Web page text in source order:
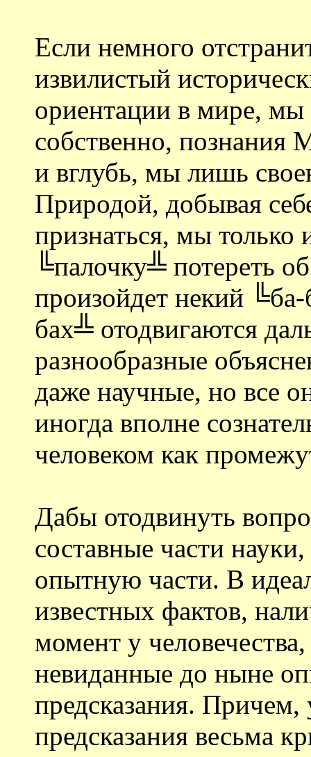
Если немного
извилистый
ориентации в мире,
собственно, познания
и вглубь, мы лишь
Природой, добывая
признаться, мы только
╚палочку╩ потереть
произойдет некий
бах╩ отодвигаются
разнообразные
даже научные, но все
иногда вполне
человеком как
Дабы отодвинуть
составные части
опытную части. В
известных фактов,
момент у
невиданные до ныне
предсказания.
предсказания весьма